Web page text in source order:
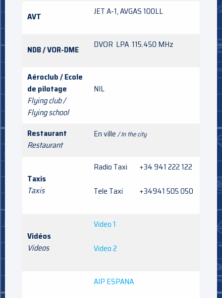
AVT JET A-1, AVGAS 100LL
NDB / VOR-DME DVOR LPA 115.450 MHz
Aéroclub / Ecole
de pilotage
Flying club /
Flying school
NIL
Restaurant
Restaurant
En ville/ In the city
Taxis
Taxis
Radio Taxi +34 941 222 122
Tele Taxi +34941 505 050
Vidéos
Videos
Video 1
Video 2
AIP ESPANA